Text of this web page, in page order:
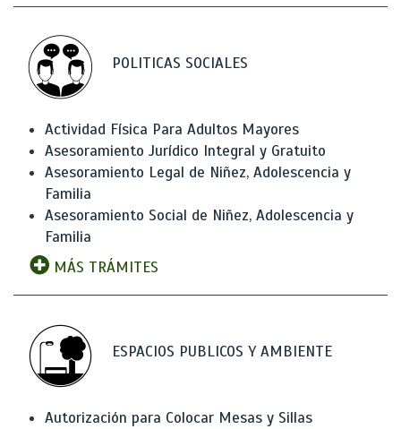
POLITICAS SOCIALES
Actividad Física Para Adultos Mayores
Asesoramiento Jurídico Integral y Gratuito
Asesoramiento Legal de Niñez, Adolescencia y
Familia
Asesoramiento Social de Niñez, Adolescencia y
Familia
MÁS TRÁMITES
ESPACIOS PUBLICOS Y AMBIENTE
Autorización para Colocar Mesas y Sillas